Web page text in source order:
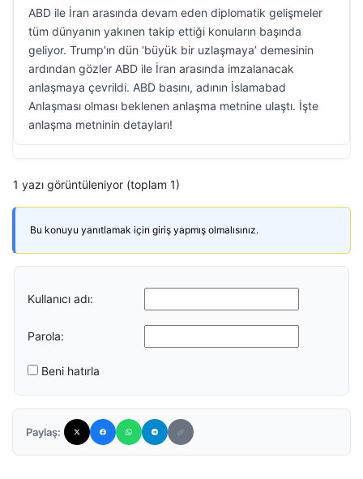
ABD ile İran arasında devam eden diplomatik gelişmeler
tüm dünyanın yakınen takip ettiği konuların başında
geliyor. Trump’ın dün ‘büyük bir uzlaşmaya’ demesinin
ardından gözler ABD ile İran arasında imzalanacak
anlaşmaya çevrildi. ABD basını, adının İslamabad
Anlaşması olması beklenen anlaşma metnine ulaştı. İşte
anlaşma metninin detayları!
1 yazı görüntüleniyor (toplam 1)
Bu konuyu yanıtlamak için giriş yapmış olmalısınız.
Kullanıcı adı:
Parola:
Beni hatırla
Paylaş: